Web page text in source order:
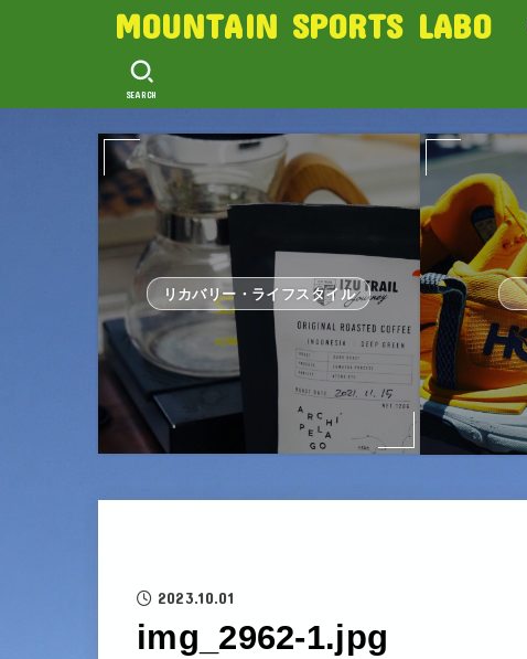
MOUNTAIN SPORTS LABO
SEARCH
リカバリー・ライフスタイル
2023.10.01
img_2962-1.jpg